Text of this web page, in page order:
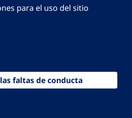
para el uso del sitio
faltas de conducta